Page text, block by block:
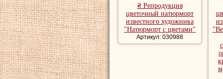
₴ Репродукция
цветочный натюрморт
известного художника
"Натюрморт с цветами"
Артикул: 030988